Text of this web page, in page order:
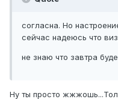
согласна. Но
сейчас надеюсь что
не знаю что завтра
Ну ты просто